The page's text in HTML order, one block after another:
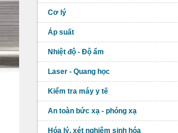
Cơ lý
Áp suất
Nhiệt độ - Độ ẩm
Laser - Quang học
Kiểm tra máy y tế
An toàn bức xạ - phóng xạ
Hóa lý, xét nghiệm sinh hóa